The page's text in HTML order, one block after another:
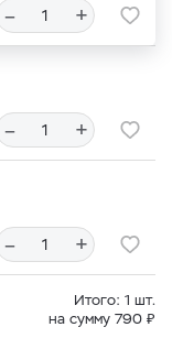
– +
– +
– +
Итого: 1 шт.
на сумму 790 ₽